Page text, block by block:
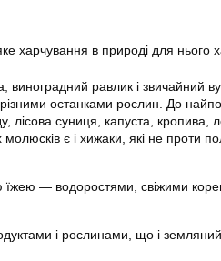
харчування в природі для нього
виноградний равлик і звичайний
останками рослин. До
лісова суниця, капуста, кропива,
є і хижаки, які не проти
їжею — водоростями, свіжими
і рослинами, що і